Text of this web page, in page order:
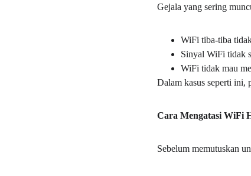
Gejala yang sering
WiFi tiba-tiba
Sinyal WiFi tidak
WiFi tidak mau
Dalam kasus seperti ini,
Cara Mengatasi WiFi
Sebelum memutuskan